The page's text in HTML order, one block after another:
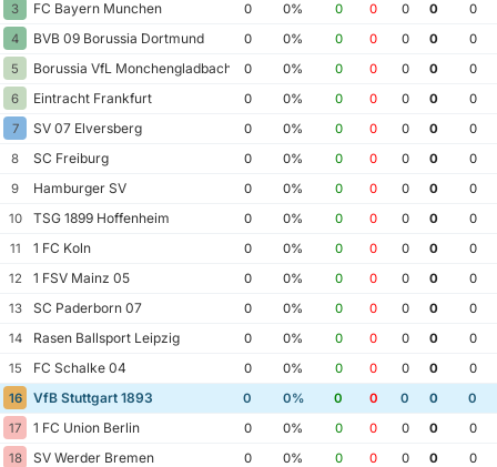
3
FC Bayern Munchen 0 0% 0 0 0 0
0
4
BVB 09 Borussia Dortmund 0 0% 0 0 0 0
0
5
Borussia VfL Monchengladbach 0 0% 0 0 0 0
0
6
Eintracht Frankfurt 0 0% 0 0 0 0
0
7
SV 07 Elversberg 0 0% 0 0 0 0
0
8
SC Freiburg 0 0% 0 0 0 0
0
9
Hamburger SV 0 0% 0 0 0 0
0
10
TSG 1899 Hoffenheim 0 0% 0 0 0 0
0
11
1 FC Koln 0 0% 0 0 0 0
0
12
1 FSV Mainz 05 0 0% 0 0 0 0
0
13
SC Paderborn 07 0 0% 0 0 0 0
0
14
Rasen Ballsport Leipzig 0 0% 0 0 0 0
0
15
FC Schalke 04 0 0% 0 0 0 0
0
16
VfB Stuttgart 1893 0 0% 0 0 0 0
0
17
1 FC Union Berlin 0 0% 0 0 0 0
0
18
SV Werder Bremen 0 0% 0 0 0 0 0